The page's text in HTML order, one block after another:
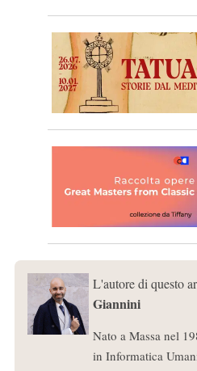
L'autore di questo
Giannini
Nato a Massa nel
in Informatica